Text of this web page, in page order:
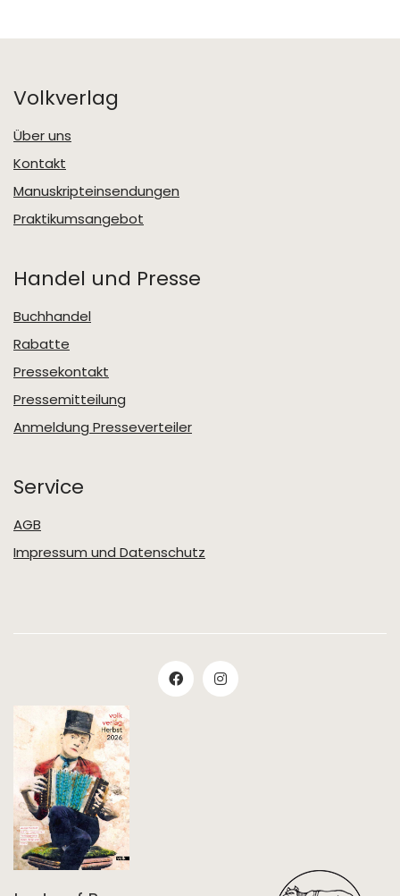
Volkverlag
Über uns
Kontakt
Manuskripteinsendungen
Praktikumsangebot
Handel und Presse
Buchhandel
Rabatte
Pressekontakt
Pressemitteilung
Anmeldung Presseverteiler
Service
AGB
Impressum und Datenschutz